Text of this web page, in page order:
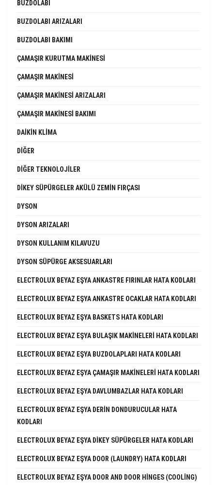
BUZDOLABI
BUZDOLABI ARIZALARI
BUZDOLABI BAKIMI
ÇAMAŞIR KURUTMA MAKINESI
ÇAMAŞIR MAKINESI
ÇAMAŞIR MAKINESI ARIZALARI
ÇAMAŞIR MAKINESI BAKIMI
DAIKIN KLIMA
DIĞER
DIĞER TEKNOLOJILER
DIKEY SÜPÜRGELER AKÜLÜ ZEMIN FIRÇASI
DYSON
DYSON ARIZALARI
DYSON KULLANIM KILAVUZU
DYSON SÜPÜRGE AKSESUARLARI
ELECTROLUX BEYAZ EŞYA ANKASTRE FIRINLAR HATA KODLARI
ELECTROLUX BEYAZ EŞYA ANKASTRE OCAKLAR HATA KODLARI
ELECTROLUX BEYAZ EŞYA BASKETS HATA KODLARI
ELECTROLUX BEYAZ EŞYA BULAŞIK MAKINELERI HATA KODLARI
ELECTROLUX BEYAZ EŞYA BUZDOLAPLARI HATA KODLARI
ELECTROLUX BEYAZ EŞYA ÇAMAŞIR MAKINELERI HATA KODLARI
ELECTROLUX BEYAZ EŞYA DAVLUMBAZLAR HATA KODLARI
ELECTROLUX BEYAZ EŞYA DERIN DONDURUCULAR HATA
KODLARI
ELECTROLUX BEYAZ EŞYA DIKEY SÜPÜRGELER HATA KODLARI
ELECTROLUX BEYAZ EŞYA DOOR (LAUNDRY) HATA KODLARI
ELECTROLUX BEYAZ EŞYA DOOR AND DOOR HINGES (COOLING)